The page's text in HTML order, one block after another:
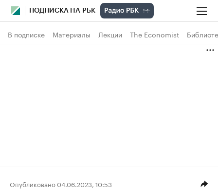
ПОДПИСКА НА РБК
В подписке Материалы Лекции The Economist
Опубликовано 04.06.2023, 10:53